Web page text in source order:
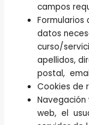
campos
Formularios
datos
curso/
apellidos,
postal,
Cookies de
web, el